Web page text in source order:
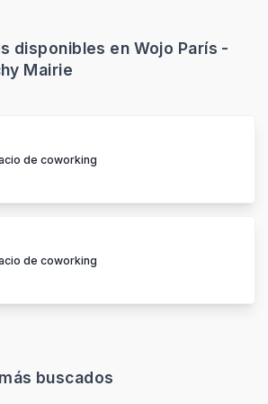
disponibles en Wojo París -
Mairie
de coworking
de coworking
buscados